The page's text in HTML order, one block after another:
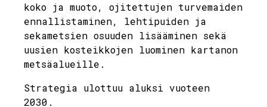
koko ja muoto, ojitettujen turvemaiden
ennallistaminen, lehtipuiden ja
sekametsien osuuden lisääminen sekä
uusien kosteikkojen luominen kartanon
metsäalueille.
Strategia ulottuu aluksi vuoteen
2030.